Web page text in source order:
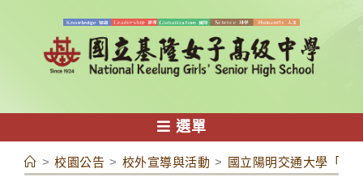
容
選單
> 校園公告 > 校外宣導與活動 > 國立陽明交通大學「